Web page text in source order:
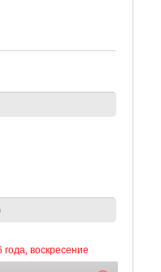
года, воскресение